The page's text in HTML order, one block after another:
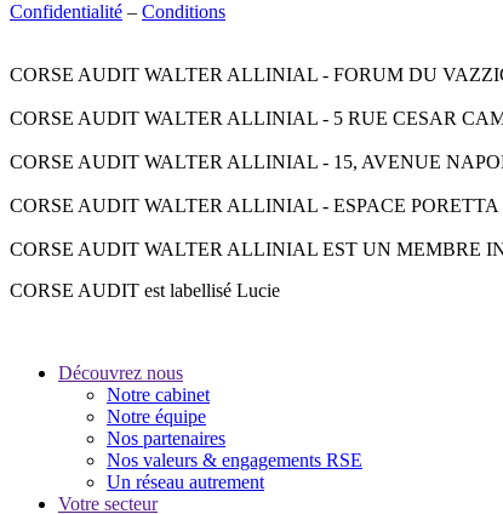
Confidentialité – Conditions
CORSE AUDIT WALTER ALLINIAL - FORUM DU VAZZIO
CORSE AUDIT WALTER ALLINIAL - 5 RUE CESAR
CORSE AUDIT WALTER ALLINIAL - 15, AVENUE
CORSE AUDIT WALTER ALLINIAL - ESPACE PORETTA
CORSE AUDIT WALTER ALLINIAL EST UN MEMBRE
CORSE AUDIT est labellisé Lucie
Découvrez nous
Notre cabinet
Notre équipe
Nos partenaires
Nos valeurs & engagements RSE
Un réseau autrement
Votre secteur